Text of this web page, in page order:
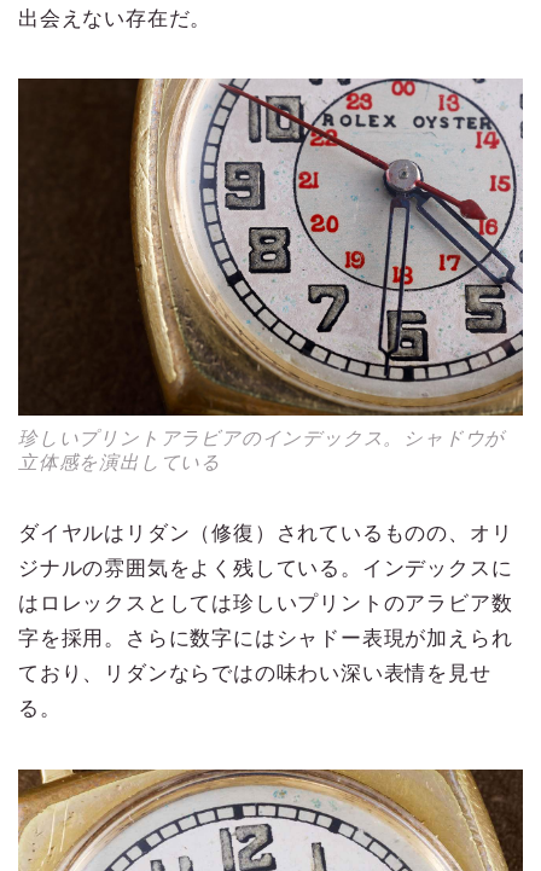
出会えない存在だ。
珍しいプリントアラビアのインデックス。シャドウが
立体感を演出している
ダイヤルはリダン（修復）されているものの、オリ
ジナルの雰囲気をよく残している。インデックスに
はロレックスとしては珍しいプリントのアラビア数
字を採用。さらに数字にはシャドー表現が加えられ
ており、リダンならではの味わい深い表情を見せ
る。